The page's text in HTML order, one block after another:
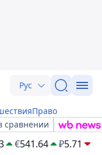
Рус
Право
сравнении
€541.64 ₽5.71